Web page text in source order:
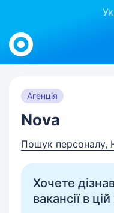
Work.ua
Агенція
Nova
Пошук персоналу,
Хочете
вакансії в